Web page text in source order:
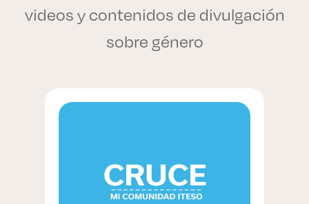
videos y contenidos de divulgación
sobre género